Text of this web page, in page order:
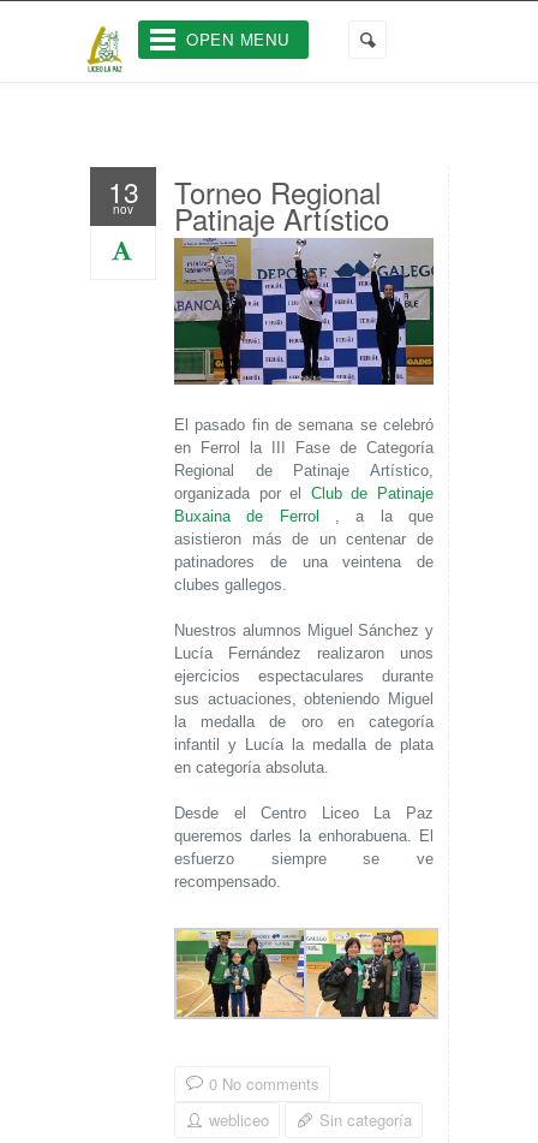
OPEN MENU
13
nov Torneo Regional
Patinaje Artístico
El pasado fin de semana se celebró
en Ferrol la III Fase de Categoría
Regional de Patinaje Artístico,
organizada por el Club de Patinaje
Buxaina de Ferrol , a la que
asistieron más de un centenar de
patinadores de una veintena de
clubes gallegos.
Nuestros alumnos Miguel Sánchez y
Lucía Fernández realizaron unos
ejercicios espectaculares durante
sus actuaciones, obteniendo Miguel
la medalla de oro en categoría
infantil y Lucía la medalla de plata
en categoría absoluta.
Desde el Centro Liceo La Paz
queremos darles la enhorabuena. El
esfuerzo siempre se ve
recompensado.
0 No comments
webliceo
Sin categoría